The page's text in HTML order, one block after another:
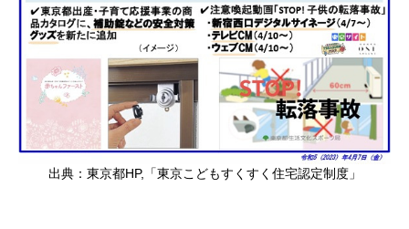
出典：東京都HP,「東京こどもすくすく住宅認定制度」